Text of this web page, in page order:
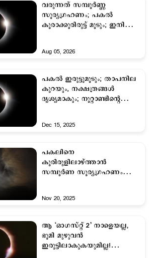
വരുന്നത് സമ്പൂർണ്ണ
സൂര്യഗ്രഹണം; പകല്‍
കൂരാക്കൂരിരുട്ട് മൂടും; ഇനി
Aug 05, 2026
പകല്‍ ഇരുട്ടുമൂടും; താപനില
കുറയും, നക്ഷത്രങ്ങള്‍
ദൃശ്യമാകും; നൂറ്റാണ്ടിന്‍റെ
Dec 15, 2025
പകലിനെ
കൂരിരുളിലാഴ്ത്താന്‍
സമ്പൂര്‍ണ സൂര്യഗ്രഹണം
Nov 20, 2025
ആ ‘ഓഗസ്റ്റ് 2’ നാളെയല്ല,
ഭൂമി മുഴുവന്‍
ഇരുട്ടിലാകുകയുമില്ല!